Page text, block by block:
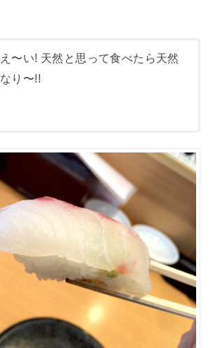
え〜い! 天然と思って食べたら天然
なり〜!!